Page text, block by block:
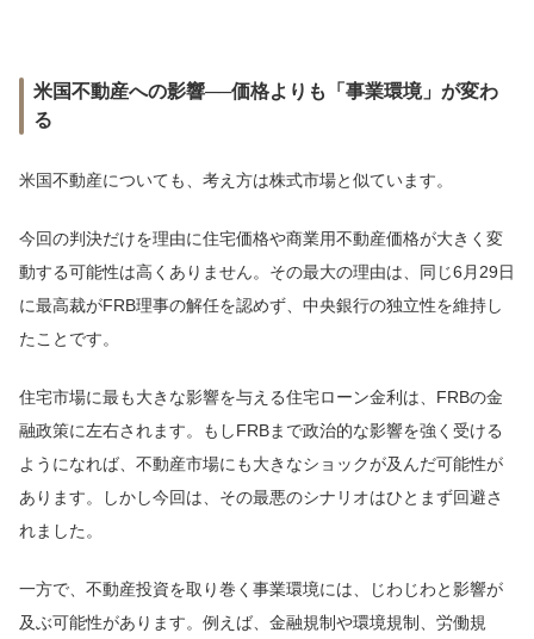
米国不動産への影響──価格よりも「事業環境」が変わ
る
米国不動産についても、考え方は株式市場と似ています。
今回の判決だけを理由に住宅価格や商業用不動産価格が大きく変
動する可能性は高くありません。その最大の理由は、同じ6月29日
に最高裁がFRB理事の解任を認めず、中央銀行の独立性を維持し
たことです。
住宅市場に最も大きな影響を与える住宅ローン金利は、FRBの金
融政策に左右されます。もしFRBまで政治的な影響を強く受ける
ようになれば、不動産市場にも大きなショックが及んだ可能性が
あります。しかし今回は、その最悪のシナリオはひとまず回避さ
れました。
一方で、不動産投資を取り巻く事業環境には、じわじわと影響が
及ぶ可能性があります。例えば、金融規制や環境規制、労働規